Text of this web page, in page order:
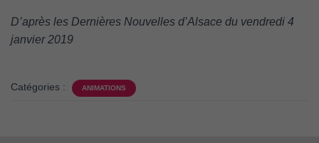
D’après les Dernières Nouvelles d’Alsace du vendredi 4
janvier 2019
Catégories : ANIMATIONS